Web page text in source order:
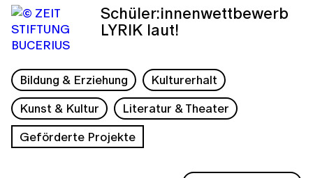
Schüler:innenwettbewerb
LYRIK laut!
Bildung & Erziehung
Kulturerhalt
Kunst & Kultur
Literatur & Theater
Geförderte Projekte